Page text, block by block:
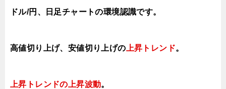
ドル/円、日足チャートの環境認識です。
高値切り上げ、安値切り上げの 上昇トレンド。
上昇トレンドの上昇波動。